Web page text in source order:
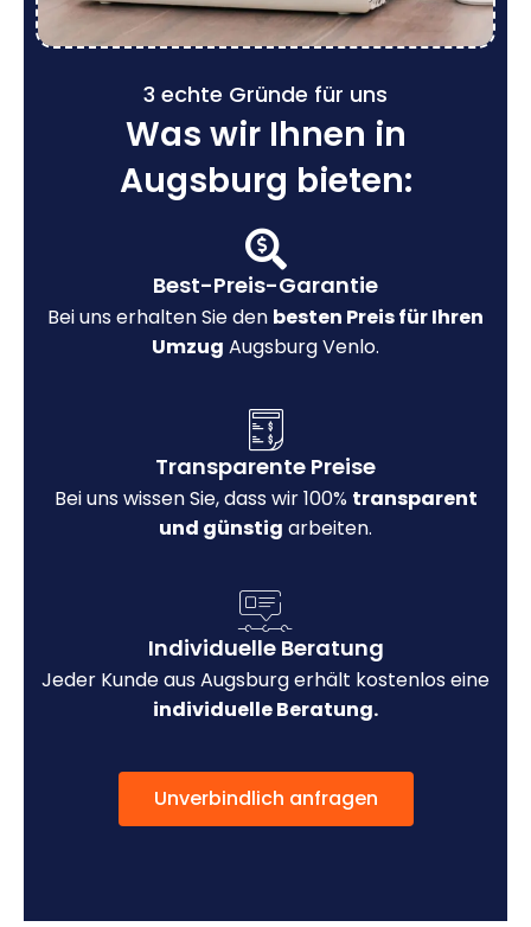
3 echte Gründe für uns
Was wir Ihnen in
Augsburg bieten:
Best-Preis-Garantie
Bei uns erhalten Sie den besten Preis für Ihren
Umzug Augsburg Venlo.
Transparente Preise
Bei uns wissen Sie, dass wir 100% transparent
und günstig arbeiten.
Individuelle Beratung
Jeder Kunde aus Augsburg erhält kostenlos eine
individuelle Beratung.
Unverbindlich anfragen